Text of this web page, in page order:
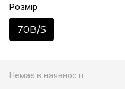
Розмір
70B/S
Немає в наявності